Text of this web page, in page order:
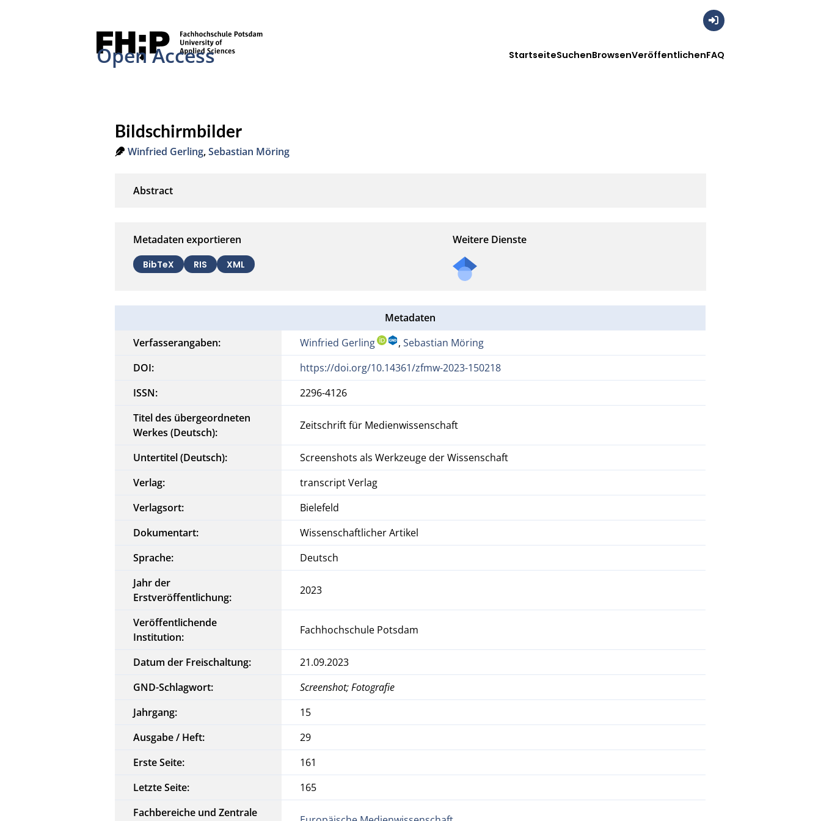
Open Access StartseiteSuchenBrowsenVeröffentlichenFAQ
Bildschirmbilder
Winfried Gerling,Sebastian Möring
Metadaten exportieren
BibTeX RIS XML
Weitere Dienste
Metadaten
Verfasserangaben:
Winfried Gerling ,Sebastian Möring
DOI:
https://doi.org/10.14361/zfmw-2023-150218
ISSN:
2296-4126
Titel des übergeordneten
Werkes (Deutsch):
Zeitschrift für Medienwissenschaft
Untertitel (Deutsch):
Screenshots als Werkzeuge der Wissenschaft
Verlag:
transcript Verlag
Verlagsort:
Bielefeld
Dokumentart:
Wissenschaftlicher Artikel
Sprache:
Deutsch
Jahr der
Erstveröffentlichung:
2023
Veröffentlichende
Institution:
Fachhochschule Potsdam
Datum der Freischaltung:
21.09.2023
GND-Schlagwort:
Screenshot; Fotografie
Jahrgang:
15
Ausgabe / Heft:
29
Erste Seite:
161
Letzte Seite:
165
Fachbereiche und Zentrale